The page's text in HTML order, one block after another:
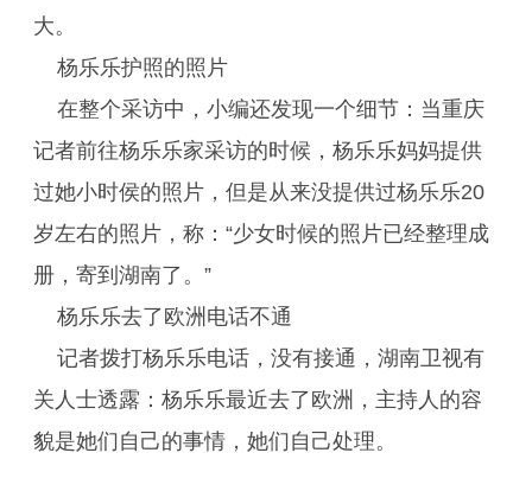
大。
杨乐乐护照的照片
在整个采访中，小编还发现一个细节：当重庆
记者前往杨乐乐家采访的时候，杨乐乐妈妈提供
过她小时侯的照片，但是从来没提供过杨乐乐20
岁左右的照片，称：“少女时候的照片已经整理成
册，寄到湖南了。”
杨乐乐去了欧洲电话不通
记者拨打杨乐乐电话，没有接通，湖南卫视有
关人士透露：杨乐乐最近去了欧洲，主持人的容
貌是她们自己的事情，她们自己处理。